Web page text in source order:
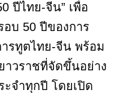
ปีไทย-จีน” เพื่อ
อบ 50 ปีของการ
รทูตไทย-จีน พร้อม
าวราชที่จัดขึ้นอย่าง
ะจำทุกปี โดยเปิด